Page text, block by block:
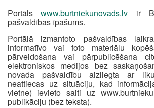
Portālswww.burtniekunovads.lv ir
pašvaldības īpašums.
Portālā izmantoto pašvaldības
informatīvo vai foto materiālu
pārveidošana vai pārpublicēšana
elektroniskos medijos bez
novada pašvaldību aizliegta ar
neattiecas uz situāciju, kad
vietne) ievieto saiti uz
publikāciju (bez teksta).